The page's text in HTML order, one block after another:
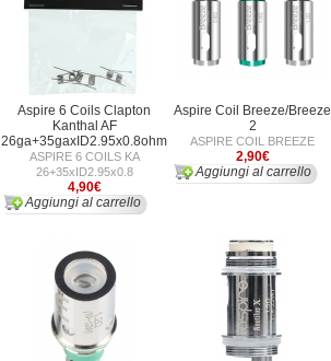
Aspire 6 Coils Clapton
Kanthal AF
26ga+35gaxID2.95x0.8ohm
ASPIRE 6 COILS KA
26+35xID2.95x0.8
4,90€
Aggiungi al carrello
Aspire Coil Breeze/Breeze
2
ASPIRE COIL BREEZE
2,90€
Aggiungi al carrello